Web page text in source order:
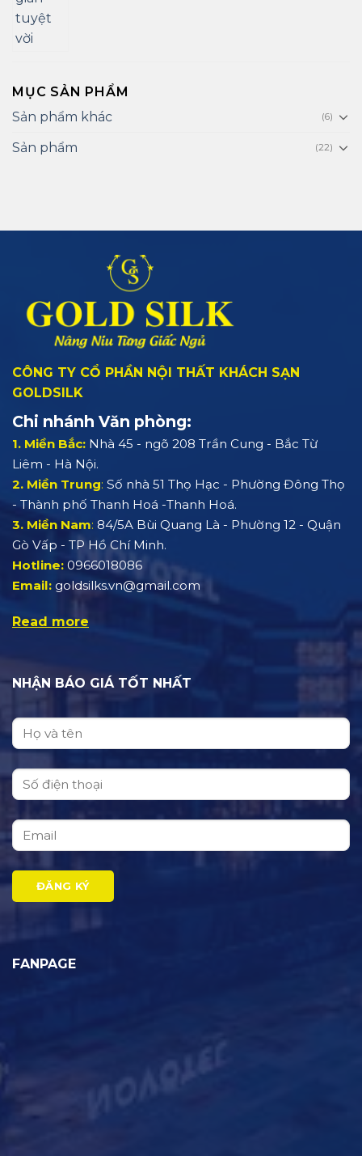
MỤC SẢN PHẨM
Sản phẩm khác
(6)
Sản phẩm (22)
CÔNG TY CỔ PHẦN NỘI THẤT KHÁCH SẠN
GOLDSILK
Chi nhánh Văn phòng:
1. Miền Bắc: Nhà 45 - ngõ 208 Trần Cung - Bắc Từ
Liêm - Hà Nội.
2. Miền Trung: Số nhà 51 Thọ Hạc - Phường Đông Thọ
- Thành phố Thanh Hoá -Thanh Hoá.
3. Miền Nam: 84/5A Bùi Quang Là - Phường 12 - Quận
Gò Vấp - TP Hồ Chí Minh.
Hotline: 0966018086
Email: goldsilks.vn@gmail.com
Read more
NHẬN BÁO GIÁ TỐT NHẤT
FANPAGE